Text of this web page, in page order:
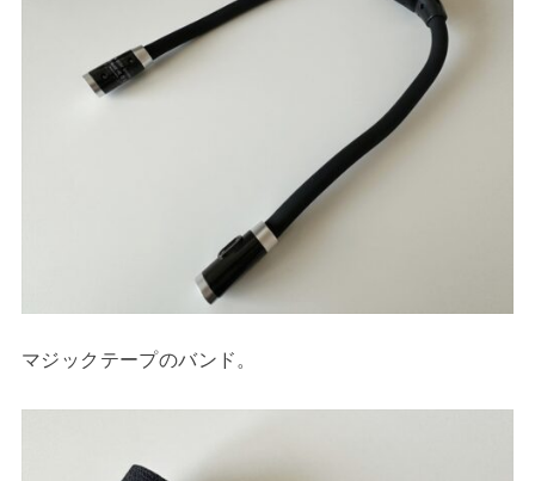
マジックテープのバンド。